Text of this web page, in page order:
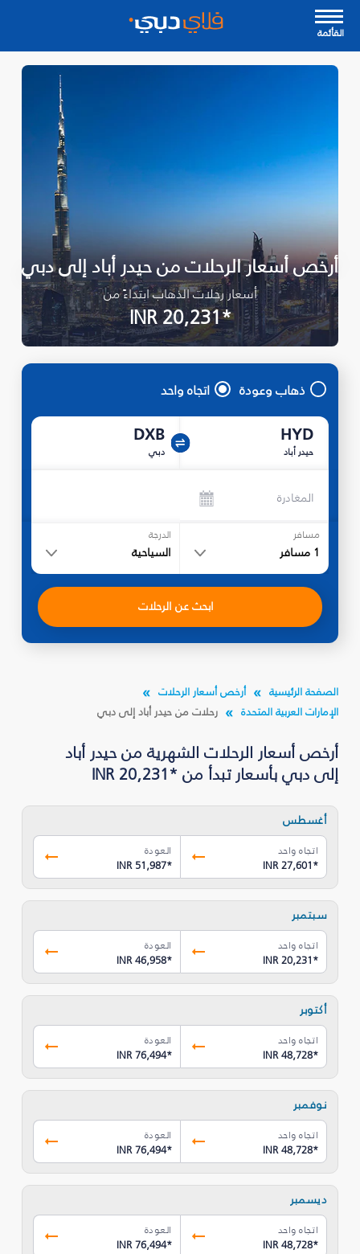
القأئمة
أرخص أسعار الرحلات من حيدر أباد إلى دبي
أسعار رحلات الذهاب ابتداءً من
*INR 20,231
ذهاب وعودة اتجاه واحد
HYD
حيدر أباد
DXB
دبي
المغادرة
مسافر
1 مسافر
الدرجة
السياحية
ابحث عن الرحلات
الصفحة الرئيسية
أرخص أسعار الرحلات
الإمارات العربية المتحدة
رحلات من حيدر أباد إلى دبي
أرخص أسعار الرحلات الشهرية من حيدر أباد
إلى دبي بأسعار تبدأ من *INR 20,231
أغسطس
اتجاه واحد
INR 27,601*
العودة
INR 51,987*
سبتمبر
اتجاه واحد
INR 20,231*
العودة
INR 46,958*
أكتوبر
اتجاه واحد
INR 48,728*
العودة
INR 76,494*
نوفمبر
اتجاه واحد
INR 48,728*
العودة
INR 76,494*
ديسمبر
اتجاه واحد
INR 48,728*
العودة
INR 76,494*